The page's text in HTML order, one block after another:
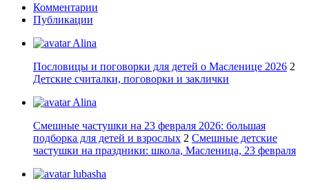
Комментарии
Публикации
Alina
Пословицы и поговорки для детей о Масленице 2026 2
Детские считалки, поговорки и заклички
Alina
Смешные частушки на 23 февраля 2026: большая
подборка для детей и взрослых 2 Смешные детские
частушки на праздники: школа, Масленица, 23 февраля
lubasha